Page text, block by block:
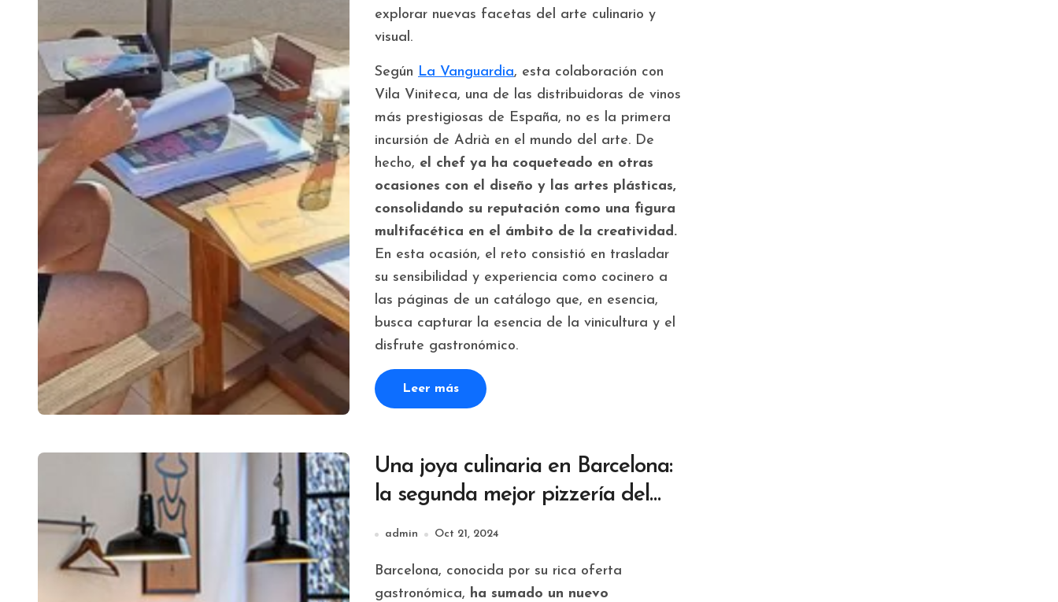
explorar nuevas facetas del arte culinario y
visual.
Según La Vanguardia, esta colaboración con
Vila Viniteca, una de las distribuidoras de vinos
más prestigiosas de España, no es la primera
incursión de Adrià en el mundo del arte. De
hecho, el chef ya ha coqueteado en otras
ocasiones con el diseño y las artes plásticas,
consolidando su reputación como una figura
multifacética en el ámbito de la creatividad.
En esta ocasión, el reto consistió en trasladar
su sensibilidad y experiencia como cocinero a
las páginas de un catálogo que, en esencia,
busca capturar la esencia de la vinicultura y el
disfrute gastronómico.
Leer más
Una joya culinaria en Barcelona:
la segunda mejor pizzería del
mundo es catalana
admin Oct 21, 2024
Barcelona, conocida por su rica oferta
gastronómica, ha sumado un nuevo